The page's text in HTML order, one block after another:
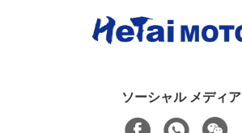
ソーシャル メディア